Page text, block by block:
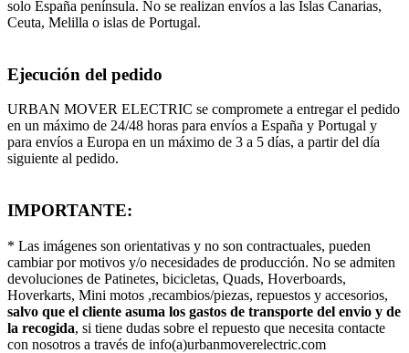
solo España península. No se realizan envíos a las Islas Canarias,
Ceuta, Melilla o islas de Portugal.
Ejecución del pedido
URBAN MOVER ELECTRIC se compromete a entregar el pedido
en un máximo de 24/48 horas para envíos a España y Portugal y
para envíos a Europa en un máximo de 3 a 5 días, a partir del día
siguiente al pedido.
IMPORTANTE:
* Las imágenes son orientativas y no son contractuales, pueden
cambiar por motivos y/o necesidades de producción. No se admiten
devoluciones de Patinetes, bicicletas, Quads, Hoverboards,
Hoverkarts, Mini motos ,recambios/piezas, repuestos y accesorios,
salvo que el cliente asuma los gastos de transporte del envio y de
la recogida, si tiene dudas sobre el repuesto que necesita contacte
con nosotros a través de info(a)urbanmoverelectric.com